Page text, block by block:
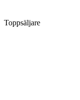
Toppsäljare